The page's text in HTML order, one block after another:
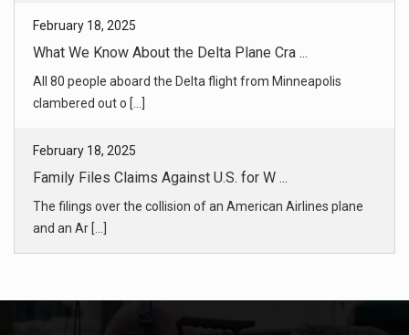
February 18, 2025
What We Know About the Delta Plane Cra ...
All 80 people aboard the Delta flight from Minneapolis
clambered out o [...]
February 18, 2025
Family Files Claims Against U.S. for W ...
The filings over the collision of an American Airlines plane
and an Ar [...]
Hochul to Weigh Removing Mayor Eric Ad ...